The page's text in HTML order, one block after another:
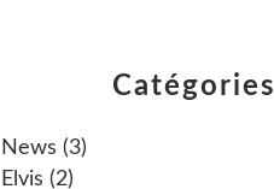
Catégories
News (3)
Elvis (2)